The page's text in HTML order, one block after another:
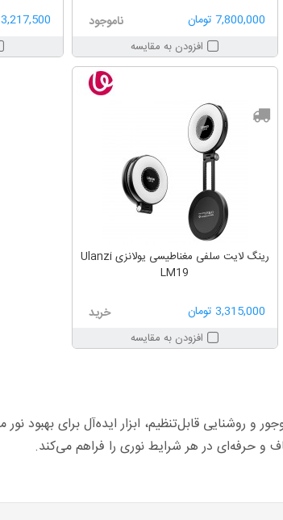
7,800,000 تومان ناموجود
افزودن به مقایسه
3,217,500 تومان
رینگ لایت سلفی مغناطیسی یولانزی Ulanzi
LM19
3,315,000 تومان خرید
افزودن به مقایسه
و حرفه‌ای در هر شرایط نوری را فراهم می‌کند.